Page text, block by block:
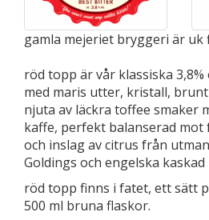
gamla mejeriet bryggeri är uk
röd topp är vår klassiska
med maris utter, kristall,
njuta av läckra toffee smaker
kaffe, perfekt balanserad
och inslag av citrus från
Goldings och engelska kaskad
röd topp finns i fatet, ett sätt
500 ml bruna flaskor.